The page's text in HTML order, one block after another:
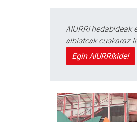
AIURRI
albisteak euskaraz
Egin AIURRIkide!